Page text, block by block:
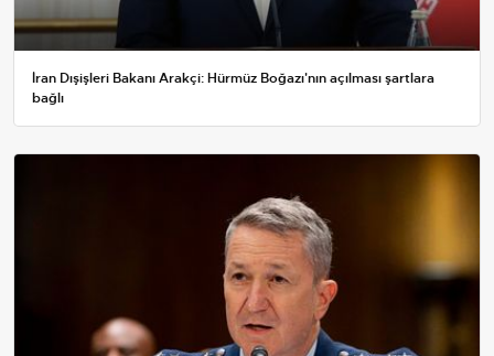
İran Dışişleri Bakanı Arakçi: Hürmüz Boğazı'nın açılması şartlara
bağlı